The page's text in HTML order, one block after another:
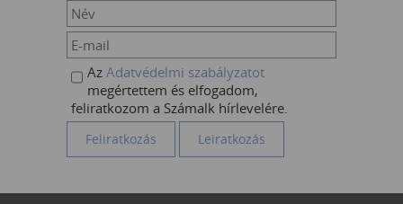
Az Adatvédelmi szabályzatot
megértettem és elfogadom,
feliratkozom a Számalk hírlevelére.